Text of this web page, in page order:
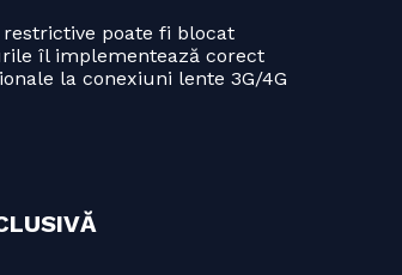
poate fi blocat
îl implementează corect
la conexiuni lente 3G/4G